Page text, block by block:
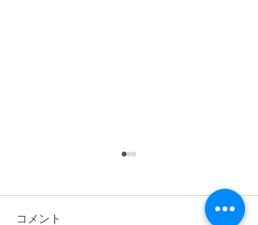
コメント